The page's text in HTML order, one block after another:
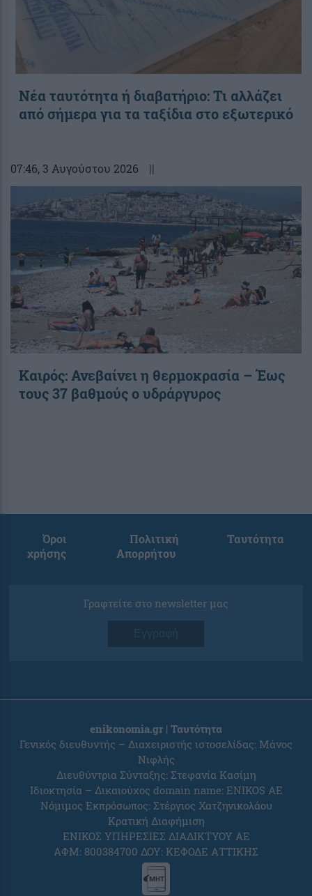
Νέα ταυτότητα ή διαβατήριο: Τι αλλάζει
από σήμερα για τα ταξίδια στο εξωτερικό
07:46, 3 Αυγούστου 2026 ||
Καιρός: Ανεβαίνει η θερμοκρασία – Έως
τους 37 βαθμούς ο υδράργυρος
Όροι
χρήσης
Πολιτική
Απορρήτου
Ταυτότητα
Γραφτείτε στο newsletter μας
Εγγραφή
enikonomia.gr | Ταυτότητα
Γενικός διευθυντής – Διαχειριστής ιστοσελίδας: Μάνος
Νιφλής
Διευθύντρια Σύνταξης: Στεφανία Κασίμη
Ιδιοκτησία – Δικαιούχος domain name: ENIKOS AE
Νόμιμος Εκπρόσωπος: Στέργιος Χατζηνικολάου
Κρατική Διαφήμιση
ΕΝΙΚΟΣ ΥΠΗΡΕΣΙΕΣ ΔΙΑΔΙΚΤΥΟΥ ΑΕ
ΑΦΜ: 800384700 ΔΟΥ: ΚΕΦΟΔΕ ΑΤΤΙΚΗΣ